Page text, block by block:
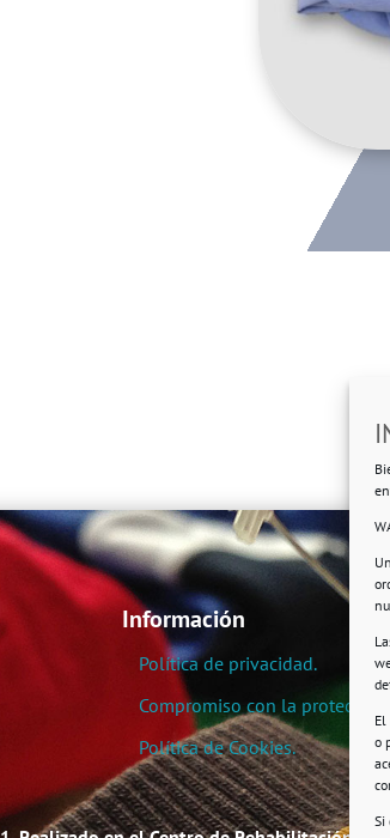
o
Si
Información
Política de privacidad.
Compromiso con la protección
Política de Cookies.